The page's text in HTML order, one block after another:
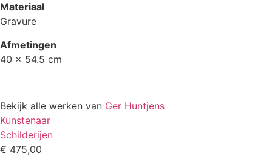
Materiaal
Gravure
Afmetingen
40 x 54.5 cm
Bekijk alle werken van Ger Huntjens
Kunstenaar
Schilderijen
€ 475,00